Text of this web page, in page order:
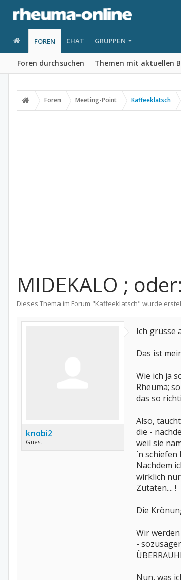
FOREN
Foren durchsuchen Themen mit aktuellen
CHAT GRUPPEN
Foren Meeting-Point Kaffeeklatsch
MIDEKALO ;
Dieses Thema im Forum "Kaffeeklatsch" wurde
knobi2
Guest
Ich grüsse
Das ist
Wie ich ja
Rheuma;
das so
Also,
die -
weil sie
´n
Nachdem
wirklich nur
Zutaten.... !
Die
Wir
-
Nun, was